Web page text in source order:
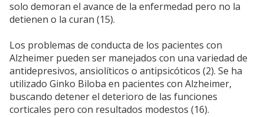
solo demoran el avance de la enfermedad pero no la
detienen o la curan (15).
Los problemas de conducta de los pacientes con
Alzheimer pueden ser manejados con una variedad de
antidepresivos, ansiolíticos o antipsicóticos (2). Se ha
utilizado Ginko Biloba en pacientes con Alzheimer,
buscando detener el deterioro de las funciones
corticales pero con resultados modestos (16).